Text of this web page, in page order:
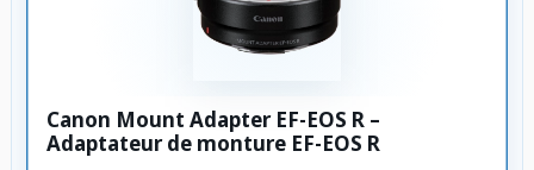
Canon Mount Adapter EF-EOS R –
Adaptateur de monture EF-EOS R